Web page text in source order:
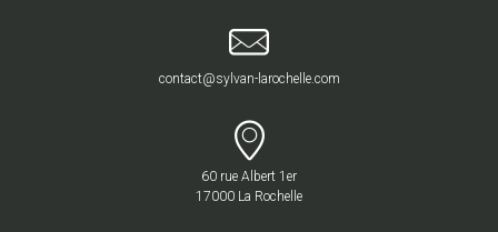
contact@sylvan-larochelle.com
60 rue Albert 1er
17000 La Rochelle